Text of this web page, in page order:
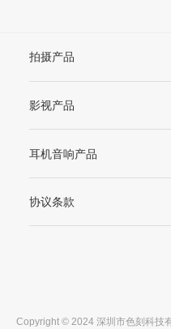
拍摄产品
影视产品
耳机音响产品
协议条款
Copyright © 2024 深圳市色刻科